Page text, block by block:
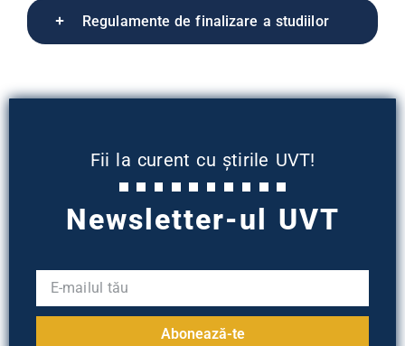
Regulamente de finalizare a studiilor
Fii la curent cu știrile UVT!
Newsletter-ul UVT
Abonează-te